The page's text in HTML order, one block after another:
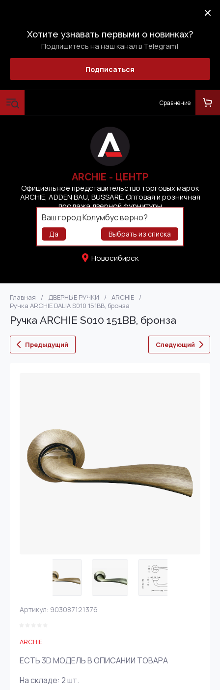
Хотите узнавать первыми о новинках?
Подпишитесь на наш канал в Telegram!
Подписаться
ARCHIE - ЦЕНТР
Официальное представительство торговых марок
ARCHIE, ADDEN BAU, BUSSARE. Оптовая и розничная
продажа дверной фурнитуры
+73832771107
Новосибирск
Ваш городКолумбусверно?
Да Выбрать из списка
Сравнение
Главная / ДВЕРНЫЕ РУЧКИ / ARCHIE
/
Ручка ARCHIE DALIA S010 151BB, бронза
Ручка ARCHIE S010 151BB, бронза
Предыдущий Следующий
Артикул: 903087121376
ARCHIE
ЕСТЬ 3D МОДЕЛЬ В ОПИСАНИИ ТОВАРА
На складе: 2шт.